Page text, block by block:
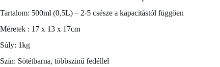
Tartalom: 500ml (0,5L) – 2-5 csésze a kapacitástól függően
Méretek : 17 x 13 x 17cm
Súly: 1kg
Szín: Sötétbarna, többszínű fedéllel